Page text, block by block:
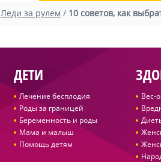
Леди за рулем / 10 советов, как
ДЕТИ
Лечение бесплодия
Роды за границей
Беременность и роды
Мама и малыш
Помощь детям
Вес-